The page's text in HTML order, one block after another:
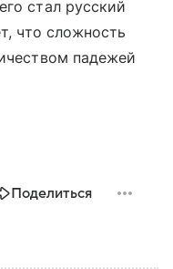
стал русский
что сложность
падежей
Поделиться